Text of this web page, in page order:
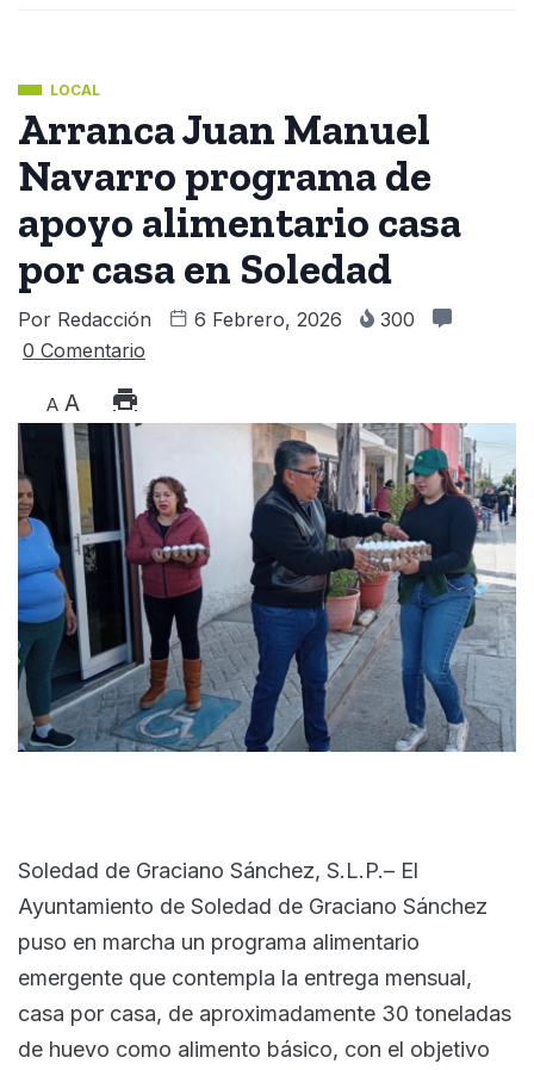
LOCAL
Arranca Juan Manuel
Navarro programa de
apoyo alimentario casa
por casa en Soledad
Por Redacción 6 Febrero, 2026
300
0 Comentario
A A
Soledad de Graciano Sánchez, S.L.P.– El
Ayuntamiento de Soledad de Graciano Sánchez
puso en marcha un programa alimentario
emergente que contempla la entrega mensual,
casa por casa, de aproximadamente 30 toneladas
de huevo como alimento básico, con el objetivo